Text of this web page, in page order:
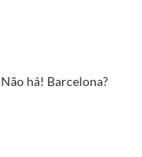
há! Barcelona?